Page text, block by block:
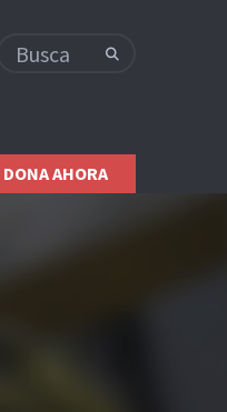
DONA AHORA